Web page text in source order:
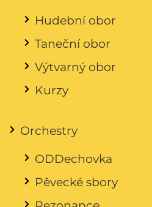
Hudební obor
Taneční obor
Výtvarný obor
Kurzy
Orchestry
ODDechovka
Pěvecké sbory